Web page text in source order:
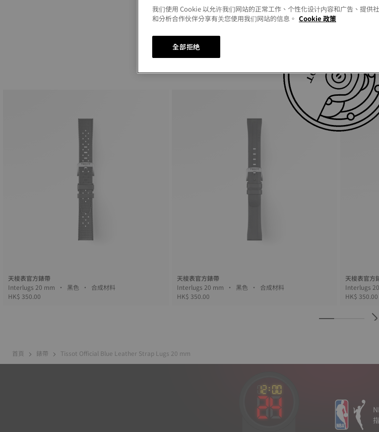
錶扣
Similar
天梭表官方錶帶
Interlugs 20 mm • 黑色 • 合成材料
HK$ 350.00
天梭表官方錶帶
Interlugs 20 mm • 黑色 • 合成材料
HK$ 350.00
天梭表官方
HK$ 350.00
首頁 錶帶 Tissot Official Blue Leather Strap Lugs 20 mm
我们使用 Cookie 以允许我们网站的正常工作、个性化设计内容和广告、提供
和分析合作伙伴分享有关您使用我们网站的信息。 Cookie 政策
全部拒绝